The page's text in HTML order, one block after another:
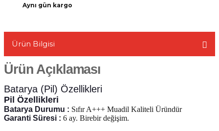
Aynı gün kargo
Ürün Bilgisi
Ürün Açıklaması
Batarya (Pil) Özellikleri
Pil Özellikleri
Batarya Durumu : Sıfır A+++ Muadil Kaliteli Üründür
Garanti Süresi : 6 ay. Birebir değişim.